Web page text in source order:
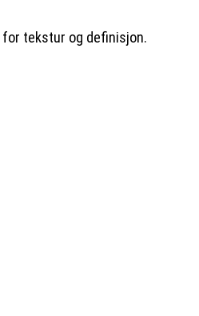
for tekstur og definisjon.